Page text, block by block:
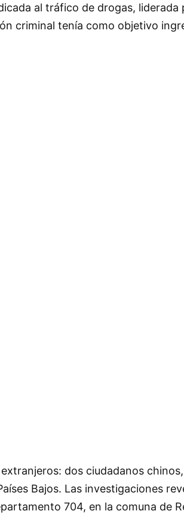
al tráfico de drogas,
criminal tenía como objetivo
dos ciudadanos
Bajos. Las investigaciones
704, en la comuna de